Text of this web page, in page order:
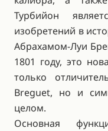
Турбийон
изобретений в
Абрахамом-Луи
1801 году, это
только
Breguet, но и
целом.
Основная